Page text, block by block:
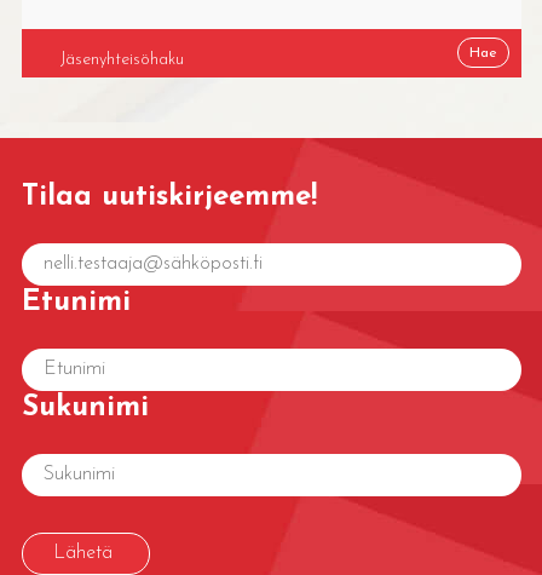
Tilaa uutiskirjeemme!
Etunimi
Sukunimi
Lähetä